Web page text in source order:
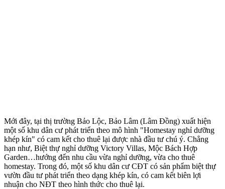
Mới đây, tại thị trường Bảo Lộc, Bảo Lâm (Lâm Đồng) xuất hiện
một số khu dân cư phát triển theo mô hình "Homestay nghỉ dưỡng
khép kín" có cam kết cho thuê lại được nhà đầu tư chú ý. Chẳng
hạn như, Biệt thự nghỉ dưỡng Victory Villas, Mộc Bách Hợp
Garden…hướng đến nhu cầu vừa nghỉ dưỡng, vừa cho thuê
homestay. Trong đó, một số khu dân cư CĐT có sản phẩm biệt thự
vườn đầu tư phát triển theo dạng khép kín, có cam kết biên lợi
nhuận cho NĐT theo hình thức cho thuê lại.